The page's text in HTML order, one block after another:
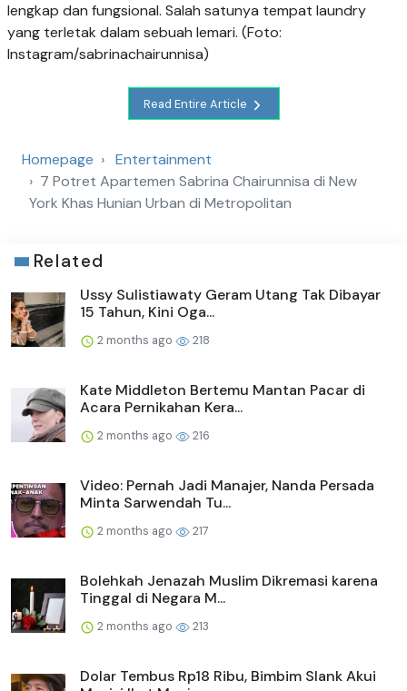
lengkap dan fungsional. Salah satunya tempat laundry
yang terletak dalam sebuah lemari. (Foto:
Instagram/sabrinachairunnisa)
Read Entire Article
Homepage
Entertainment
7 Potret Apartemen Sabrina Chairunnisa di New
York Khas Hunian Urban di Metropolitan
Related
Ussy Sulistiawaty Geram Utang Tak Dibayar
15 Tahun, Kini Oga...
2 months ago 218
Kate Middleton Bertemu Mantan Pacar di
Acara Pernikahan Kera...
2 months ago 216
Video: Pernah Jadi Manajer, Nanda Persada
Minta Sarwendah Tu...
2 months ago 217
Bolehkah Jenazah Muslim Dikremasi karena
Tinggal di Negara M...
2 months ago 213
Dolar Tembus Rp18 Ribu, Bimbim Slank Akui